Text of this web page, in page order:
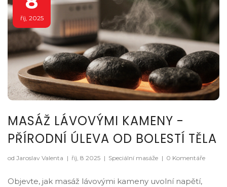
říj, 2025
MASÁŽ LÁVOVÝMI KAMENY -
PŘÍRODNÍ ÚLEVA OD BOLESTÍ TĚLA
od Jaroslav Valenta | říj, 8 2025 | Speciální masáže | 0 Komentáře
Objevte, jak masáž lávovými kameny uvolní napětí,